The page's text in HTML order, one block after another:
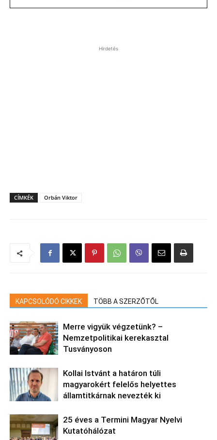
Hirdetés
CÍMKÉK Orbán Viktor
KAPCSOLÓDÓ CIKKEK TÖBB A SZERZŐTŐL
Merre vigyük végzetünk? –
Nemzetpolitikai kerekasztal
Tusványoson
Kollai Istvánt a határon túli
magyarokért felelős helyettes
államtitkárnak nevezték ki
25 éves a Termini Magyar Nyelvi
Kutatóhálózat